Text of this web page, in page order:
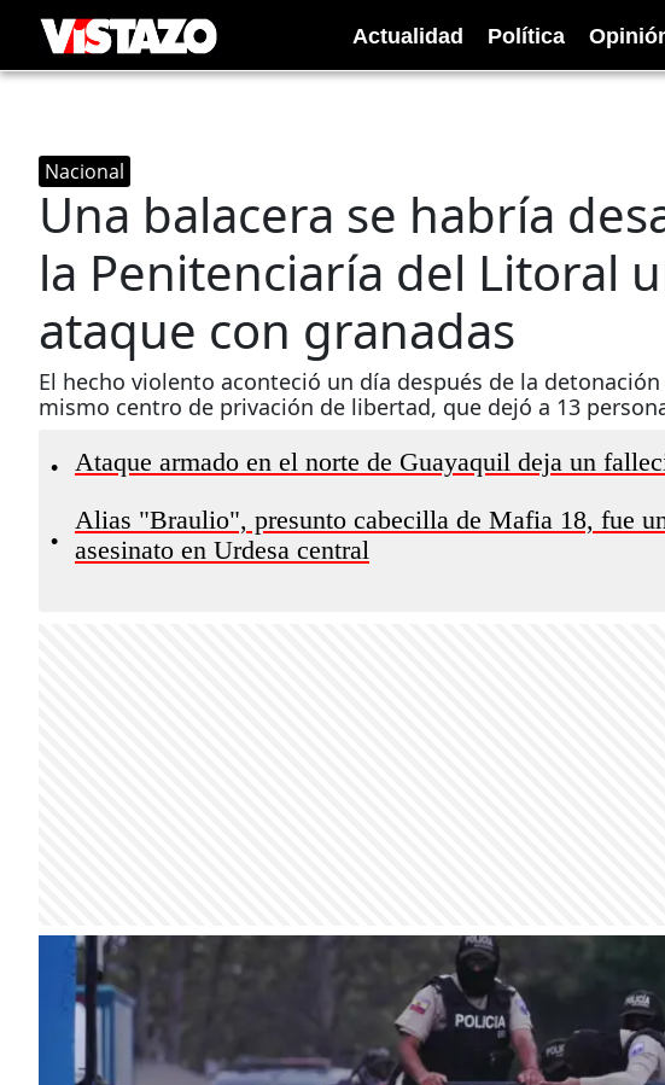
Actualidad Política
Nacional
Una balacera se habría
la Penitenciaría del Litoral
ataque con granadas
El hecho violento aconteció un día después de la
mismo centro de privación de libertad, que dejó a 13
• Ataque armado en el norte de Guayaquil deja un
•
Alias "Braulio", presunto cabecilla de Mafia 18, fue
asesinato en Urdesa central